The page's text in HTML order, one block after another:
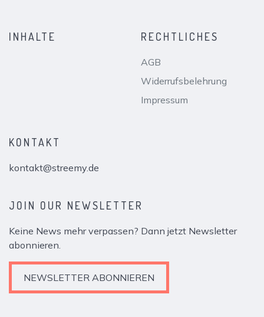
INHALTE RECHTLICHES
AGB
Widerrufsbelehrung
Impressum
KONTAKT
kontakt@streemy.de
JOIN OUR NEWSLETTER
Keine News mehr verpassen? Dann jetzt Newsletter
abonnieren.
NEWSLETTER ABONNIEREN